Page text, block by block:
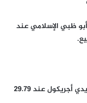
ظبي الإسلامي عند
سجل سعر الدولار أمام الجنيه في بنك كريدي أجريكول عند 29.79